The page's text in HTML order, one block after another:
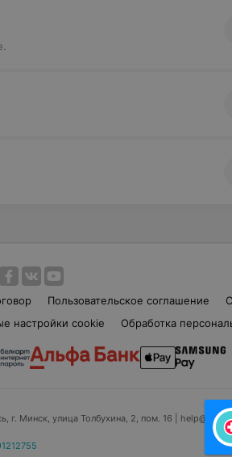
Пользовательское соглашение
настройки cookie Обработка
г. Минск, улица Толбухина, 2, пом. 16 |